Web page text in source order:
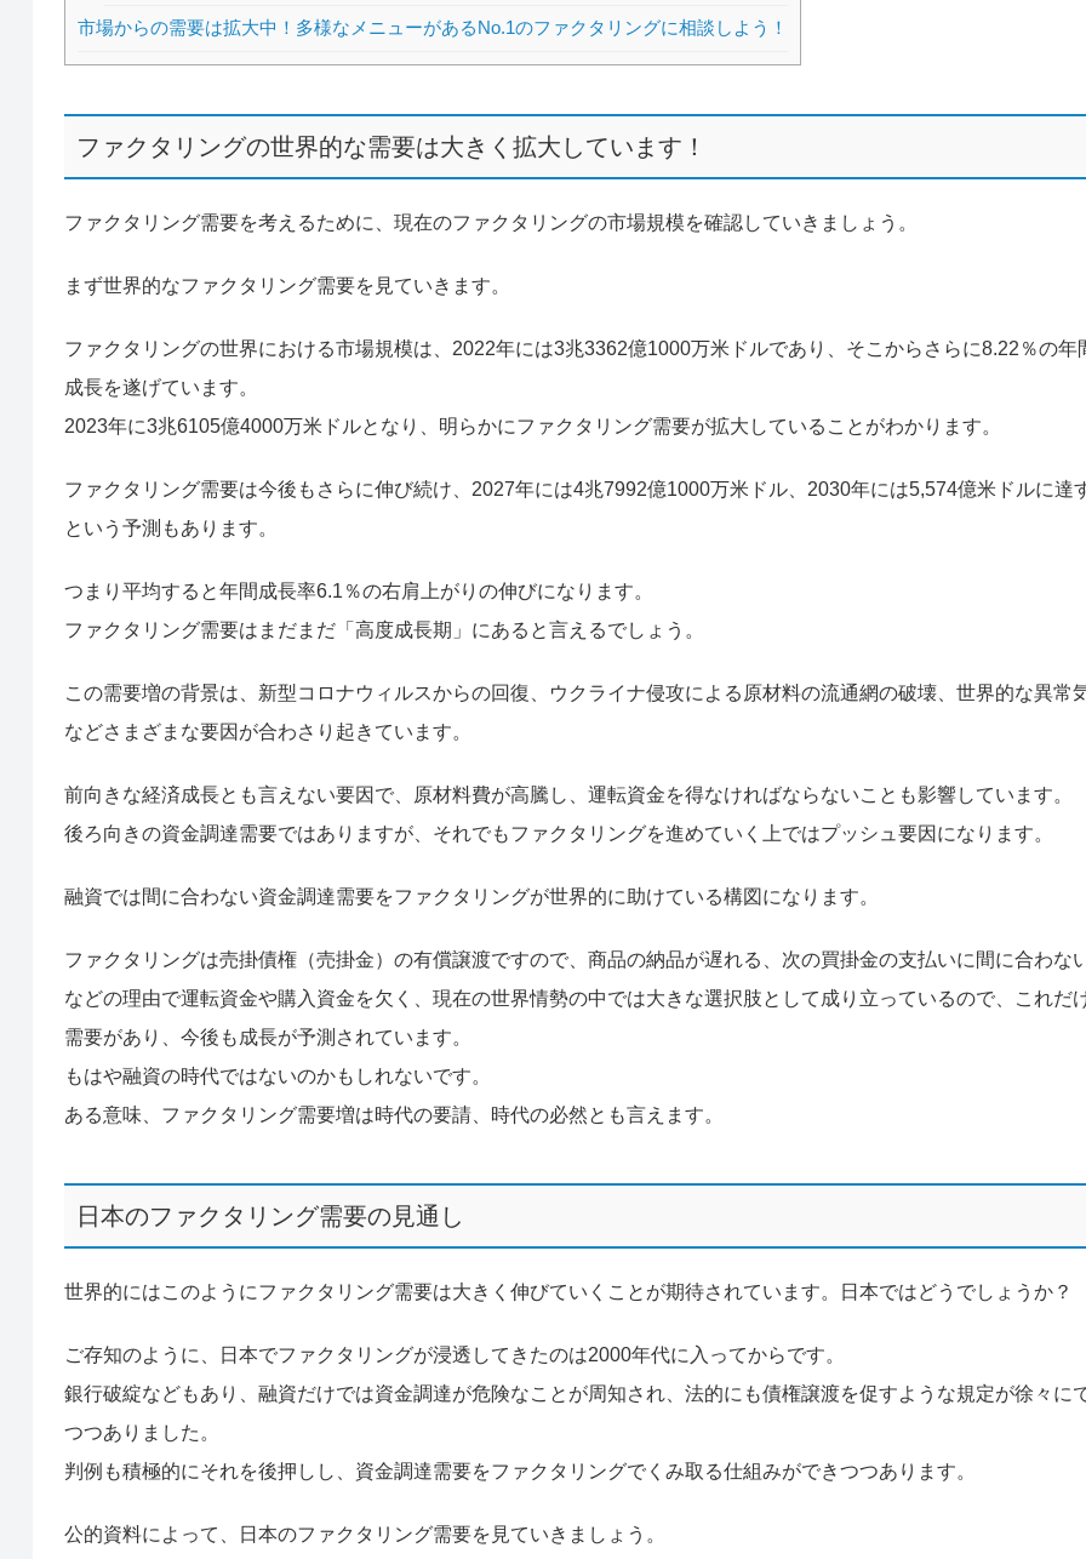
市場からの需要は拡大中！多様なメニューがあるNo.1のファクタリングに相談しよう！
ファクタリングの世界的な需要は大きく拡大しています！
ファクタリング需要を考えるために、現在のファクタリングの市場規模を確認していきましょう。
まず世界的なファクタリング需要を見ていきます。
ファクタリングの世界における市場規模は、2022年には3兆3362億1000万米ドルであり、そこからさらに8.22％の年
成長を遂げています。
2023年に3兆6105億4000万米ドルとなり、明らかにファクタリング需要が拡大していることがわかります。
ファクタリング需要は今後もさらに伸び続け、2027年には4兆7992億1000万米ドル、2030年には5,574億米ドルに達
という予測もあります。
つまり平均すると年間成長率6.1％の右肩上がりの伸びになります。
ファクタリング需要はまだまだ「高度成長期」にあると言えるでしょう。
この需要増の背景は、新型コロナウィルスからの回復、ウクライナ侵攻による原材料の流通網の破壊、世界的な異常
などさまざまな要因が合わさり起きています。
前向きな経済成長とも言えない要因で、原材料費が高騰し、運転資金を得なければならないことも影響しています。
後ろ向きの資金調達需要ではありますが、それでもファクタリングを進めていく上ではプッシュ要因になります。
融資では間に合わない資金調達需要をファクタリングが世界的に助けている構図になります。
ファクタリングは売掛債権（売掛金）の有償譲渡ですので、商品の納品が遅れる、次の買掛金の支払いに間に合わな
などの理由で運転資金や購入資金を欠く、現在の世界情勢の中では大きな選択肢として成り立っているので、これだ
需要があり、今後も成長が予測されています。
もはや融資の時代ではないのかもしれないです。
ある意味、ファクタリング需要増は時代の要請、時代の必然とも言えます。
日本のファクタリング需要の見通し
世界的にはこのようにファクタリング需要は大きく伸びていくことが期待されています。日本ではどうでしょうか？
ご存知のように、日本でファクタリングが浸透してきたのは2000年代に入ってからです。
銀行破綻などもあり、融資だけでは資金調達が危険なことが周知され、法的にも債権譲渡を促すような規定が徐々に
つつありました。
判例も積極的にそれを後押しし、資金調達需要をファクタリングでくみ取る仕組みができつつあります。
公的資料によって、日本のファクタリング需要を見ていきましょう。